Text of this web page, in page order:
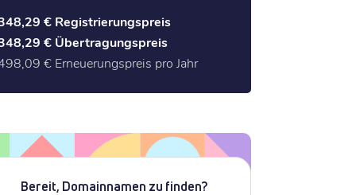
€ Registrierungspreis
€ Übertragungspreis
€ Erneuerungspreis pro Jahr
Bereit, Domainnamen zu finden?